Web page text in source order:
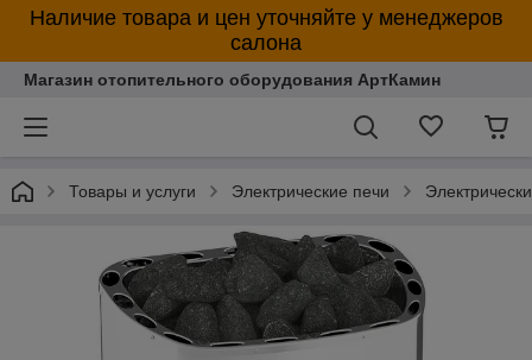
Наличие товара и цен уточняйте у менеджеров
салона
Магазин отопительного оборудования АртКамин
Товары и услуги Электрические печи